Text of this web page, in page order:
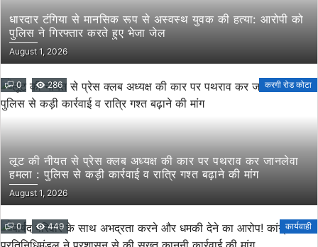
धारदार टंगिया से मानसिक रूप से अस्वस्थ युवक की हत्या: आरोपी को
पुलिस ने गिरफ्तार करते हुए भेजा जेल
August 1, 2026
0 286 करगी रोड कोटा
लूट की नीयत से प्रेस क्लब अध्यक्ष की कार पर पथराव कर जानलेवा
हमला : पुलिस से कड़ी कार्रवाई व रात्रि गश्त बढ़ाने की मांग
August 1, 2026
0 449 कार्यवाही